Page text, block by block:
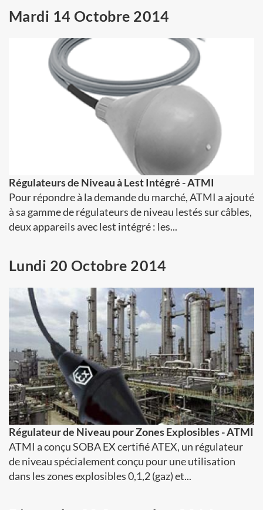
Mardi 14 Octobre 2014
Régulateurs de Niveau à Lest Intégré - ATMI
Pour répondre à la demande du marché, ATMI a ajouté
à sa gamme de régulateurs de niveau lestés sur câbles,
deux appareils avec lest intégré : les...
Lundi 20 Octobre 2014
Régulateur de Niveau pour Zones Explosibles - ATMI
ATMI a conçu SOBA EX certifié ATEX, un régulateur
de niveau spécialement conçu pour une utilisation
dans les zones explosibles 0,1,2 (gaz) et...